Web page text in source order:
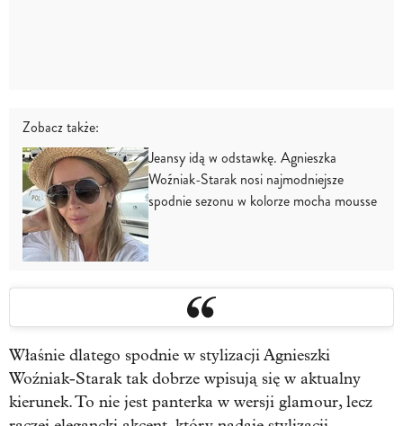
Zobacz także:
Jeansy idą w odstawkę. Agnieszka
Woźniak-Starak nosi najmodniejsze
spodnie sezonu w kolorze mocha mousse
Właśnie dlatego spodnie w stylizacji Agnieszki
Woźniak-Starak tak dobrze wpisują się w aktualny
kierunek. To nie jest panterka w wersji glamour, lecz